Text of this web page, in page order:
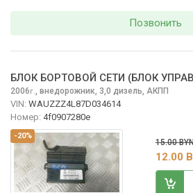
Позвонить
-20%
БЛОК БОРТОВОЙ СЕТИ (БЛОК
2006г., внедорожник, 3,0 дизель, АКПП
VIN: WAUZZZ4L87D034614
Номер: 4f0907280e
15.00
12.00